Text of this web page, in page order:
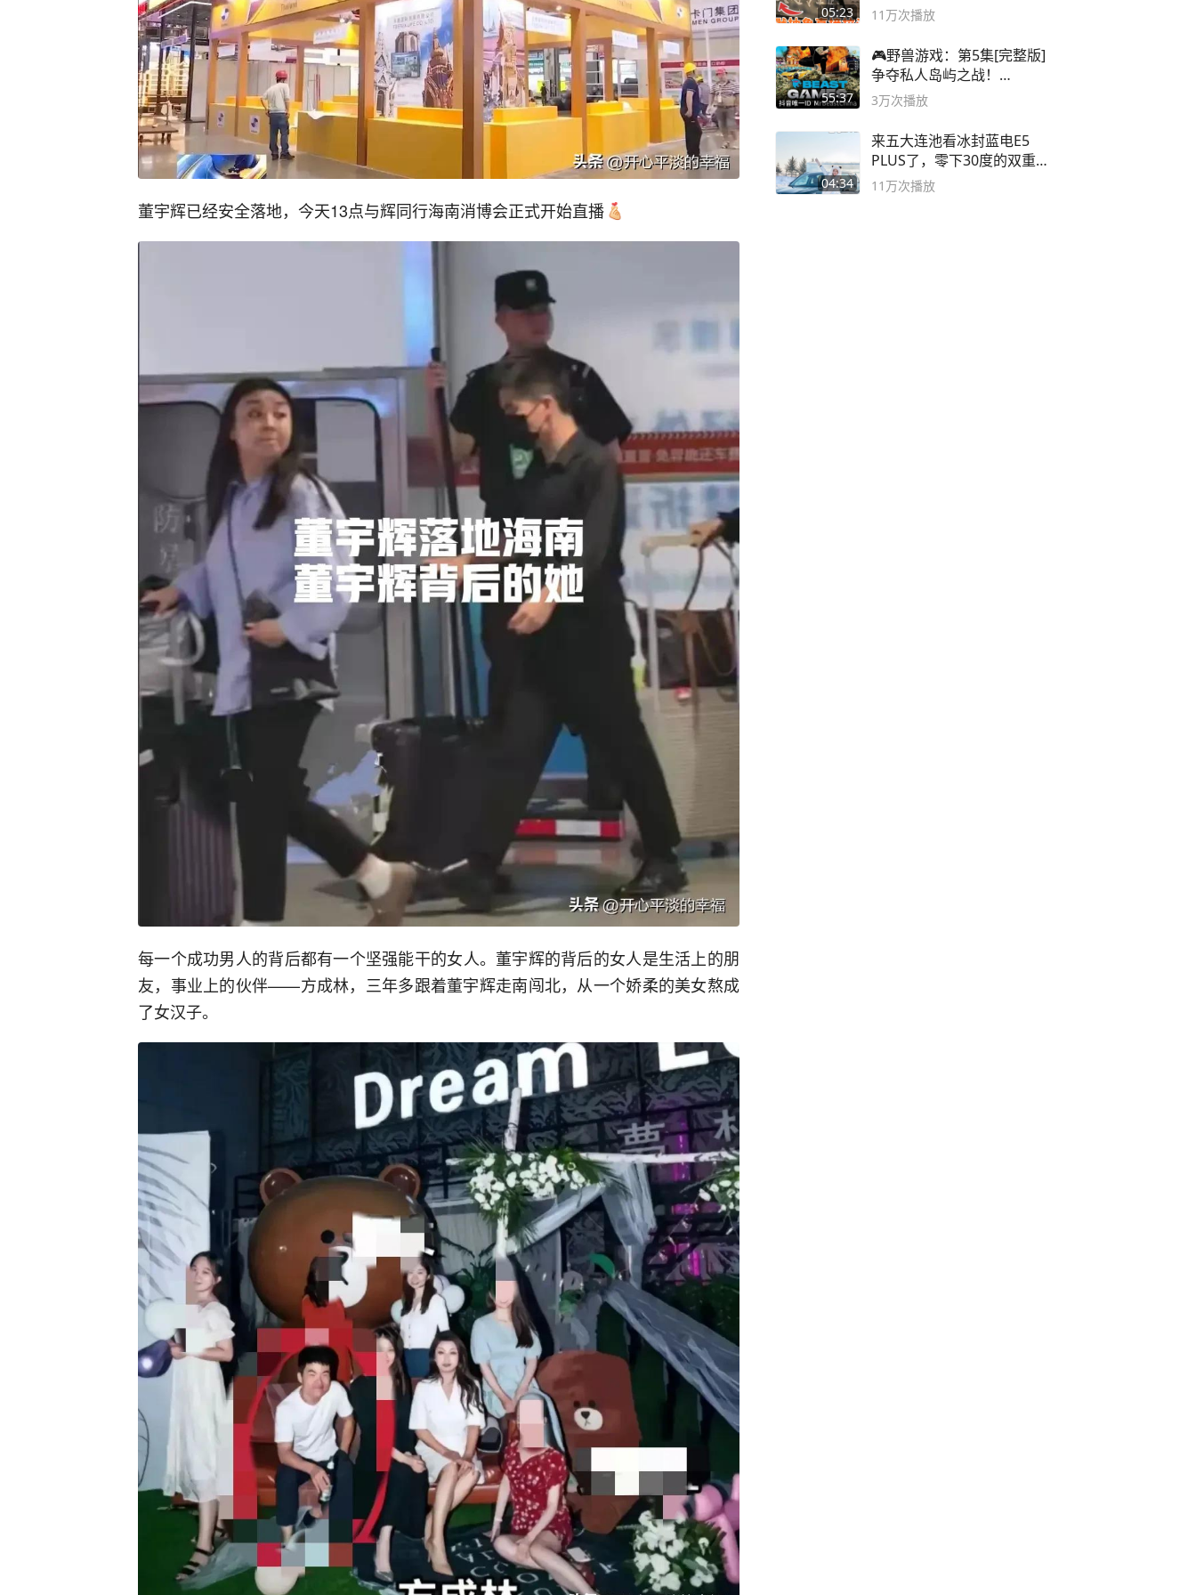
董宇辉已经安全落地，今天13点与辉同行海南消博会正式开始直播
每一个成功男人的背后都有一个坚强能干的女人。董宇辉的背后的女人是生活上的朋
友，事业上的伙伴——方成林，三年多跟着董宇辉走南闯北，从一个娇柔的美女熬成
了女汉子。
05:23 器！
11万次播放
55:37
🎮野兽游戏：第5集[完整版]
争夺私人岛屿之战！
#MrBeastChina
3万次播放
04:34
来五大连池看冰封蓝电E5
PLUS了，零下30度的双重冰
封40小时全录
11万次播放